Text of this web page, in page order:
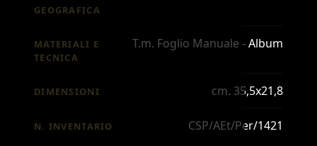
GEOGRAFICA
MATERIALI E
TECNICA
T.m. Foglio Manuale - Album
DIMENSIONI cm. 35,5x21,8
N. INVENTARIO CSP/AEt/Per/1421